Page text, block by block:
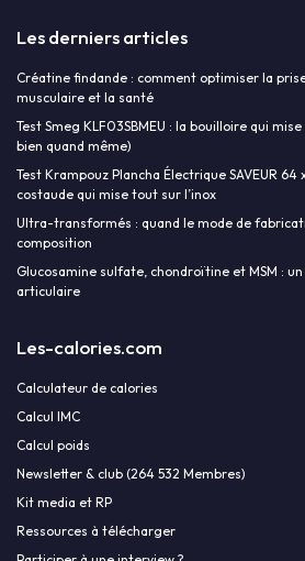
Les derniers articles
Créatine findande : comment optimiser la
musculaire et la santé
Test Smeg KLF03SBMEU : la bouilloire qui
bien quand même)
Test Krampouz Plancha Électrique SAVEUR 64
costaude qui mise tout sur l’inox
Ultra-transformés : quand le mode de
composition
Glucosamine sulfate, chondroïtine et MSM :
articulaire
Les-calories.com
Calculateur de calories
Calcul IMC
Calcul poids
Newsletter & club (264 532 Membres)
Kit media et RP
Ressources à télécharger